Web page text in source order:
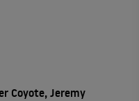
Coyote, Jeremy